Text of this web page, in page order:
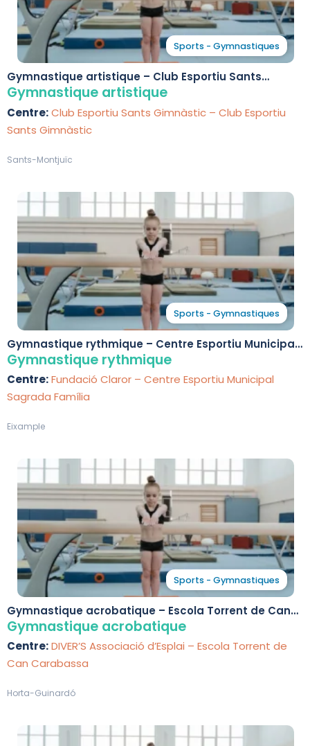
Sports - Gymnastiques
Gymnastique artistique – Club Esportiu Sants
Gimnàstic
Gymnastique artistique
Centre:Club Esportiu Sants Gimnàstic – Club Esportiu
Sants Gimnàstic
Sants-Montjuïc
Sports - Gymnastiques
Gymnastique rythmique – Centre Esportiu Municipal
Sagrada Família
Gymnastique rythmique
Centre:Fundació Claror – Centre Esportiu Municipal
Sagrada Família
Eixample
Sports - Gymnastiques
Gymnastique acrobatique – Escola Torrent de Can
Carabassa
Gymnastique acrobatique
Centre:DIVER’S Associació d’Esplai – Escola Torrent de
Can Carabassa
Horta-Guinardó